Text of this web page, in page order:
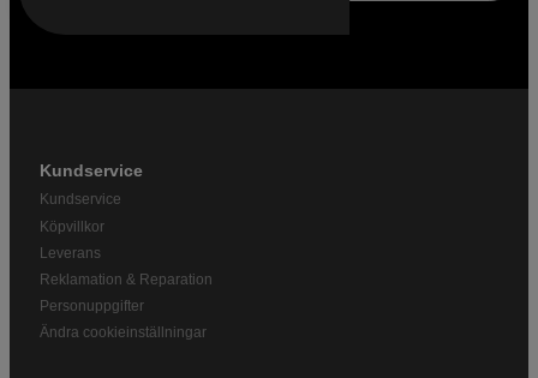
Kundservice
Kundservice
Köpvillkor
Leverans
Reklamation & Reparation
Personuppgifter
Ändra cookieinställningar